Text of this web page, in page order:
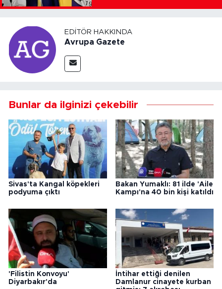
EDITÖR HAKKINDA
Avrupa Gazete
Bunlar da ilginizi çekebilir
Sivas'ta Kangal köpekleri
podyuma çıktı
Bakan Yumaklı: 81 ilde 'Aile
Kampı'na 40 bin kişi katıldı
'Filistin Konvoyu'
Diyarbakır'da
İntihar ettiği denilen
Damlanur cinayete kurban